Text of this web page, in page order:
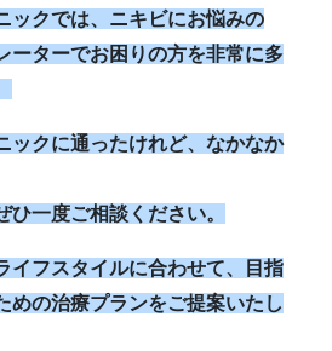
ックでは、ニキビにお悩みの
ーターでお困りの方を非常に多
ックに通ったけれど、なかなか
ひ一度ご相談ください。
イフスタイルに合わせて、目指
めの治療プランをご提案いたし